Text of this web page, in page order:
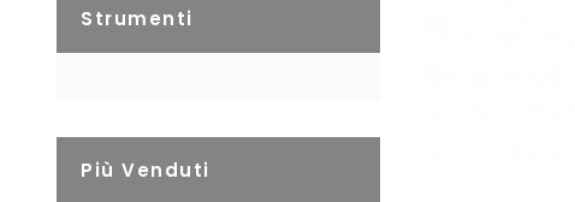
Strumenti
Più Venduti